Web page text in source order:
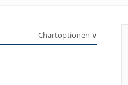
Chartoptionen ∨